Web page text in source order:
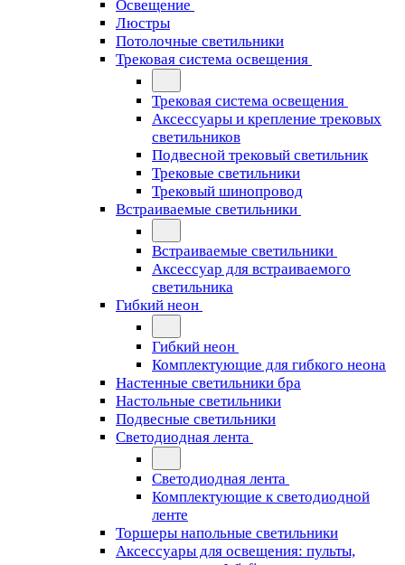
Освещение
Люстры
Потолочные светильники
Трековая система освещения
Трековая система освещения
Аксессуары и крепление трековых
светильников
Подвесной трековый светильник
Трековые светильники
Трековый шинопровод
Встраиваемые светильники
Встраиваемые светильники
Аксессуар для встраиваемого
светильника
Гибкий неон
Гибкий неон
Комплектующие для гибкого неона
Настенные светильники бра
Настольные светильники
Подвесные светильники
Светодиодная лента
Светодиодная лента
Комплектующие к светодиодной
ленте
Торшеры напольные светильники
Аксессуары для освещения: пульты,